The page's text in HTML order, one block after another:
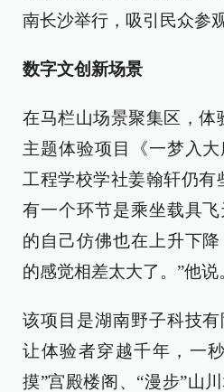
南长沙举行，吸引民众
数字文创新场景
在马栏山场景聚集区，体
主题体验项目《一梦入
工程学校学社姜翰轩仍有
有一个环节是乘坐载具
的自己仿佛也在上升下
的感觉相差太大了。”他说
该项目是湖南野子科技
让体验者穿越千年，一
摸”宫殿楼阁、“漫步”山